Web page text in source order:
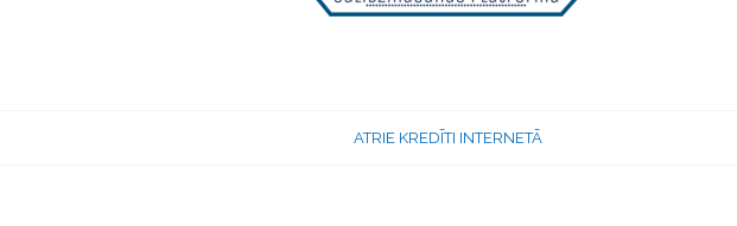
ATRIE KREDĪTI INTERNETĀ